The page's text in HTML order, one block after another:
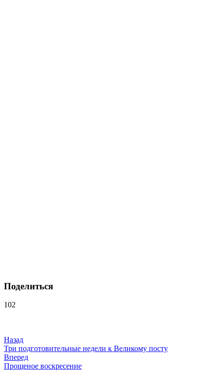
Поделиться
102
записям
Назад
Три подготовительные недели к Великому посту
Вперед
Прощеное воскресение